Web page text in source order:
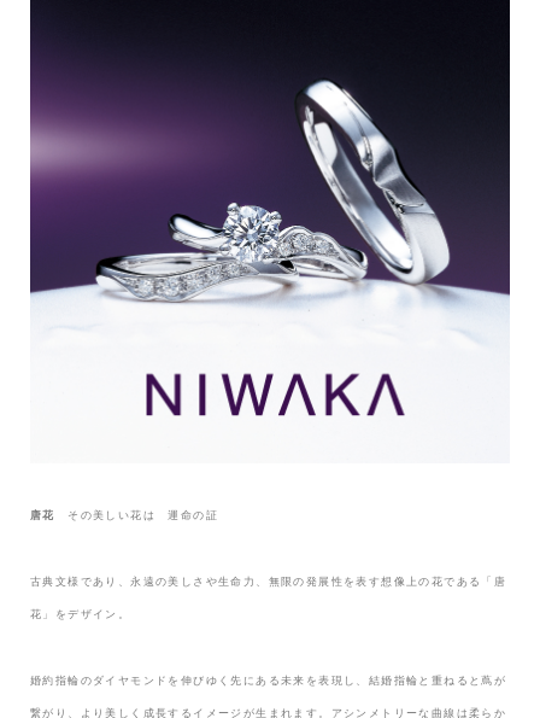
唐花 その美しい花は 運命の証
古典文様であり、永遠の美しさや生命力、無限の発展性を表す想像上の花である「唐
花」をデザイン。
婚約指輪のダイヤモンドを伸びゆく先にある未来を表現し、結婚指輪と重ねると蔦が
繋がり、より美しく成長するイメージが生まれます。アシンメトリーな曲線は柔らか